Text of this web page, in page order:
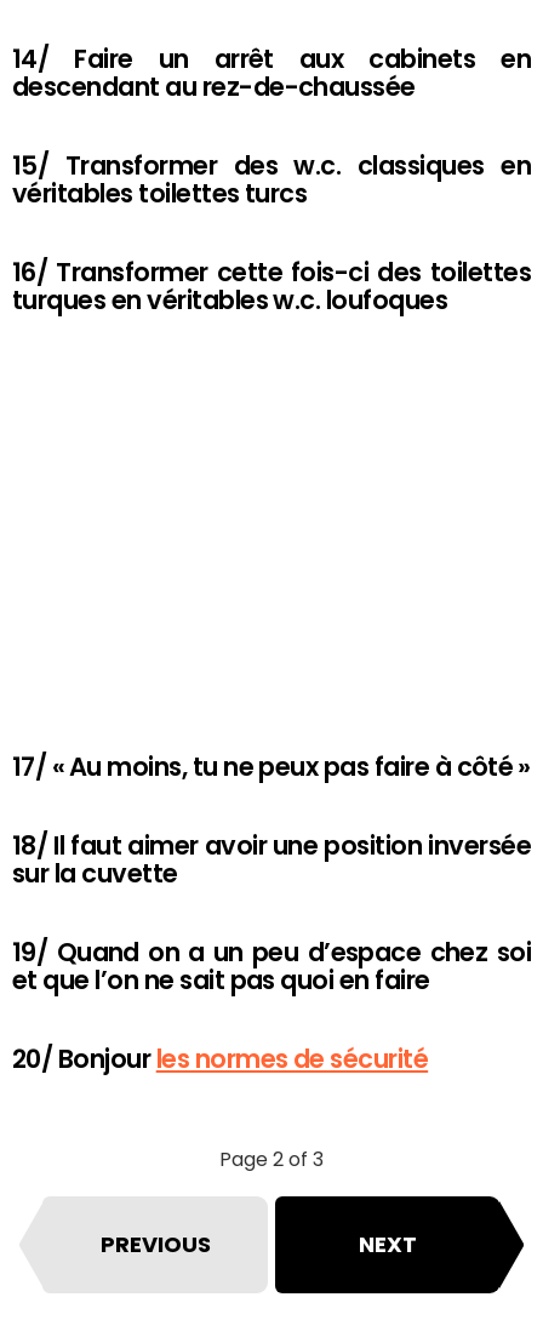
14/ Faire un arrêt aux cabinets en
descendant au rez-de-chaussée
15/ Transformer des w.c. classiques en
véritables toilettes turcs
16/ Transformer cette fois-ci des toilettes
turques en véritables w.c. loufoques
17/ « Au moins, tu ne peux pas faire à côté »
18/ Il faut aimer avoir une position inversée
sur la cuvette
19/ Quand on a un peu d’espace chez soi
et que l’on ne sait pas quoi en faire
20/ Bonjourles normes de sécurité
Page 2 of 3
PREVIOUS NEXT